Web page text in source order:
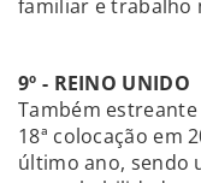
familiar e trabalho
9º - REINO UNIDO
Também
18ª colocação em
último ano, sendo